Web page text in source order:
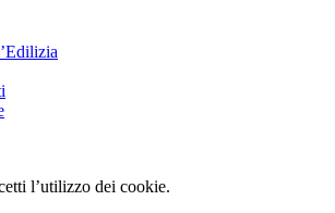
l’utilizzo dei cookie.